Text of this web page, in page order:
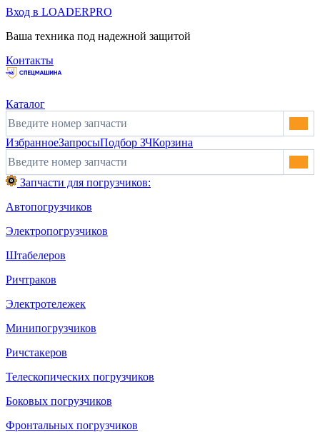
Вход в LOADERPRO
Ваша техника под надежной защитой
Контакты
Каталог
ИзбранноеЗапросыПодбор ЗЧКорзина
Запчасти для погрузчиков:
Автопогрузчиков
Электропогрузчиков
Штабелеров
Ричтраков
Электротележек
Минипогрузчиков
Ричстакеров
Телескопических погрузчиков
Боковых погрузчиков
Фронтальных погрузчиков